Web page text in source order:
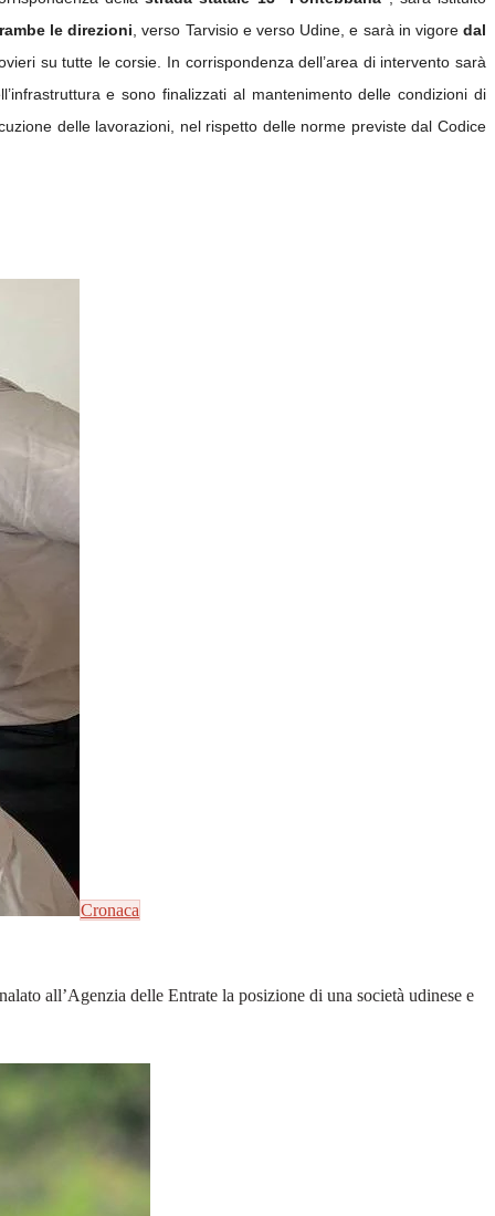
le direzioni , verso Tarvisio e verso Udine, e sarà in vigoredal
su tutte le corsie. In corrispondenza dell’area di intervento sarà
e sono finalizzati al mantenimento delle condizioni di
delle lavorazioni, nel rispetto delle norme previste dal Codice
Cronaca
all’Agenzia delle Entrate la posizione di una società udinese e